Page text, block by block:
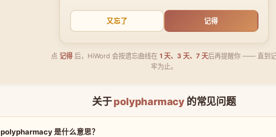
又忘了 记得
点 记得 后，HiWord 会按遗忘曲线在 1 天、3 天、7 天后再提醒你 —— 直到
牢为止。
关于polypharmacy 的常见问题
polypharmacy 是什么意思？